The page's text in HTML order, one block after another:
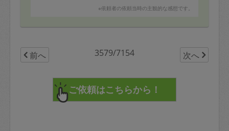
※依頼者の依頼当時の主観的な感想です。
前へ 3579/7154 次へ